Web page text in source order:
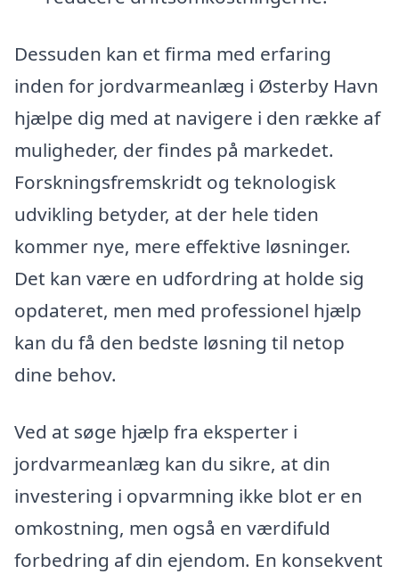
Dessuden kan et firma med erfaring
inden for jordvarmeanlæg i Østerby Havn
hjælpe dig med at navigere i den række af
muligheder, der findes på markedet.
Forskningsfremskridt og teknologisk
udvikling betyder, at der hele tiden
kommer nye, mere effektive løsninger.
Det kan være en udfordring at holde sig
opdateret, men med professionel hjælp
kan du få den bedste løsning til netop
dine behov.
Ved at søge hjælp fra eksperter i
jordvarmeanlæg kan du sikre, at din
investering i opvarmning ikke blot er en
omkostning, men også en værdifuld
forbedring af din ejendom. En konsekvent